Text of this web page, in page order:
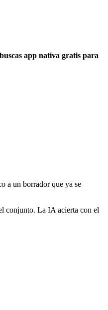
app nativa gratis para
a un borrador que ya se
conjunto. La IA acierta con el